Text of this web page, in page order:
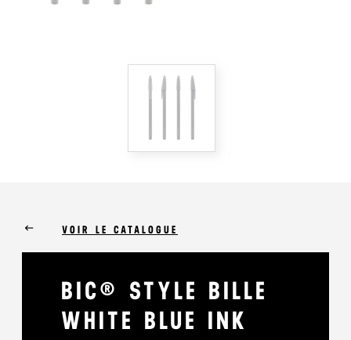
keyboard_backspace VOIR LE CATALOGUE
BIC® STYLE BILLE
WHITE BLUE INK